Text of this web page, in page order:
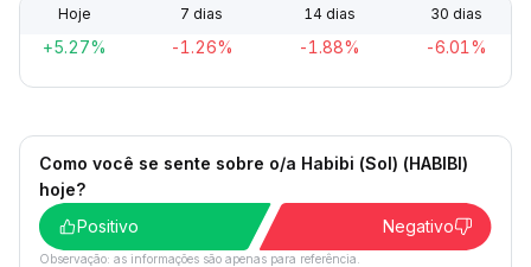
Hoje 7 dias 14 dias 30 dias
+5.27% -1.26% -1.88% -6.01%
Como você se sente sobre o/a Habibi (Sol) (HABIBI)
hoje?
Positivo
Negativo
Observação: as informações são apenas para referência.